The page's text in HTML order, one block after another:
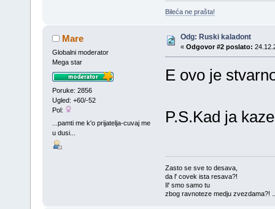
Bileća ne prašta!
Mare
Globalni moderator
Mega star
Poruke: 2856
Ugled: +60/-52
Pol:
...pamti me k'o prijatelja-cuvaj me
u dusi...
Odg: Ruski kaladont
« Odgovor #2 poslato:
E ovo je
P.S.Kad ja
Zasto se sve to desava,
da l' covek ista resava?!
Il' smo samo tu
zbog ravnoteze medju zvezdama?!